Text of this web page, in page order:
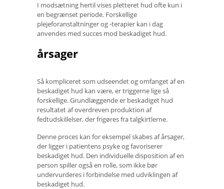
I modsætning hertil vises pletteret hud ofte kun i
en begrænset periode. Forskellige
plejeforanstaltninger og -terapier kan i dag
anvendes med succes mod beskadiget hud.
årsager
Så kompliceret som udseendet og omfanget af en
beskadiget hud kan være, er triggerne lige så
forskellige. Grundlæggende er beskadiget hud
resultatet af overdreven produktion af
fedtudskillelser, der frigøres fra talgkirtlerne.
Denne proces kan for eksempel skabes af årsager,
der ligger i patientens psyke og favoriserer
beskadiget hud. Den individuelle disposition af en
person spiller også en rolle, som ikke bør
undervurderes i forbindelse med udviklingen af ​​
beskadiget hud.